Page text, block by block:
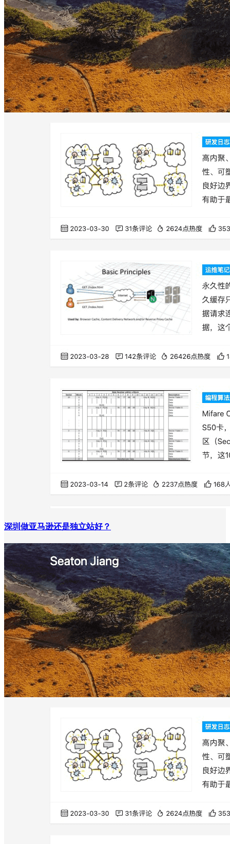
深圳做亚马逊还是独立站好？